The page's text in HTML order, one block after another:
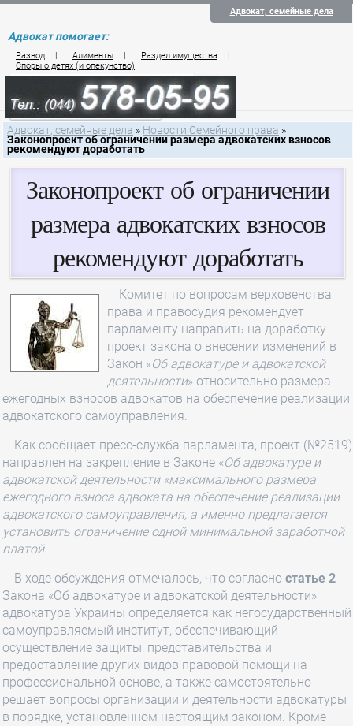
Адвокат, семейные дела
Адвокат помогает:
Развод | Алименты | Раздел имущества
|
Споры о детях (и опекунство)
Цены на услуги по семейному праву
Контакты семейного юриста
Адвокат, семейные дела » Новости Семейного права »
Законопроект об ограничении размера адвокатских взносов
рекомендуют доработать
Законопроект об ограничении
размера адвокатских взносов
рекомендуют доработать
Комитет по вопросам верховенства
права и правосудия рекомендует
парламенту направить на доработку
проект закона о внесении изменений в
Закон «Об адвокатуре и адвокатской
деятельности» относительно размера
ежегодных взносов адвокатов на обеспечение реализации
адвокатского самоуправления.
Как сообщает пресс-служба парламента, проект (№2519)
направлен на закрепление в Законе «Об адвокатуре и
адвокатской деятельности «максимального размера
ежегодного взноса адвоката на обеспечение реализации
адвокатского самоуправления, а именно предлагается
установить ограничение одной минимальной заработной
платой.
В ходе обсуждения отмечалось, что согласно статье 2
Закона «Об адвокатуре и адвокатской деятельности»
адвокатура Украины определяется как негосударственный
самоуправляемый институт, обеспечивающий
осуществление защиты, представительства и
предоставление других видов правовой помощи на
профессиональной основе, а также самостоятельно
решает вопросы организации и деятельности адвокатуры
в порядке, установленном настоящим законом. Кроме